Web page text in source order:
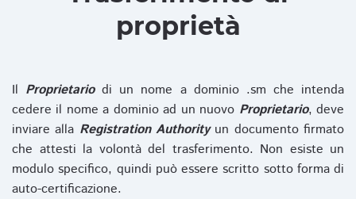
proprietà
Il Proprietariodi un nome a dominio .sm che intenda
cedere il nome a dominio ad un nuovo Proprietario, deve
inviare alla Registration Authorityun documento firmato
che attesti la volontà del trasferimento. Non esiste un
modulo specifico, quindi può essere scritto sotto forma di
auto-certificazione.